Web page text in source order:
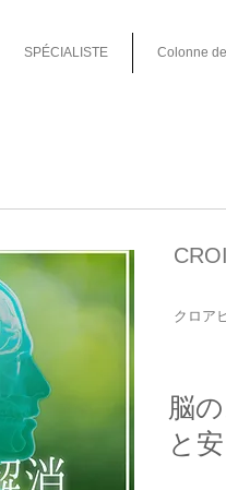
SPÉCIALISTE Colonne
クロア
脳
と